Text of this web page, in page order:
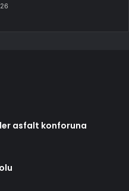
asfalt konforuna